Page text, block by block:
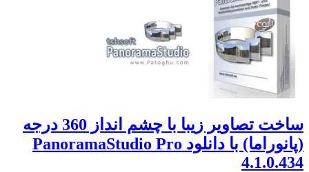
ساخت تصاویر زیبا با چشم انداز 360 درجه
(پانوراما) با دانلود PanoramaStudio Pro
4.1.0.434